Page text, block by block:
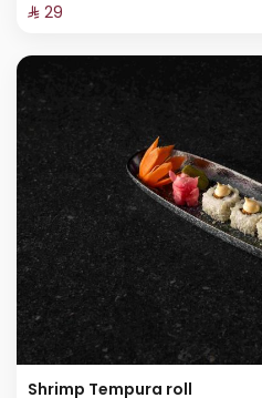
⁨⁦‪‬ 29⁩
Shrimp Tempura roll